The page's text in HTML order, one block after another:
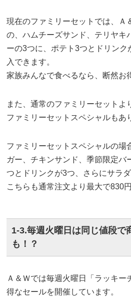
現在のファミリーセットでは、Ａ
の、ハムチーズサンド、テリヤキ
ーの3つに、ポテト3つとドリン
入できます。
家族みんなで食べるなら、断然お
また、通常のファミリーセットよ
ファミリーセットスペシャルもあ
ファミリーセットスペシャルの場
ガー、チキンサンド、季節限定バ
つとドリンクが3つ、さらにサラ
こちらも通常注文より最大で830
1-3.毎週火曜日は同じ値段で
も！？
Ａ＆Ｗでは毎週火曜日「ラッキー
得なセールを開催しています。